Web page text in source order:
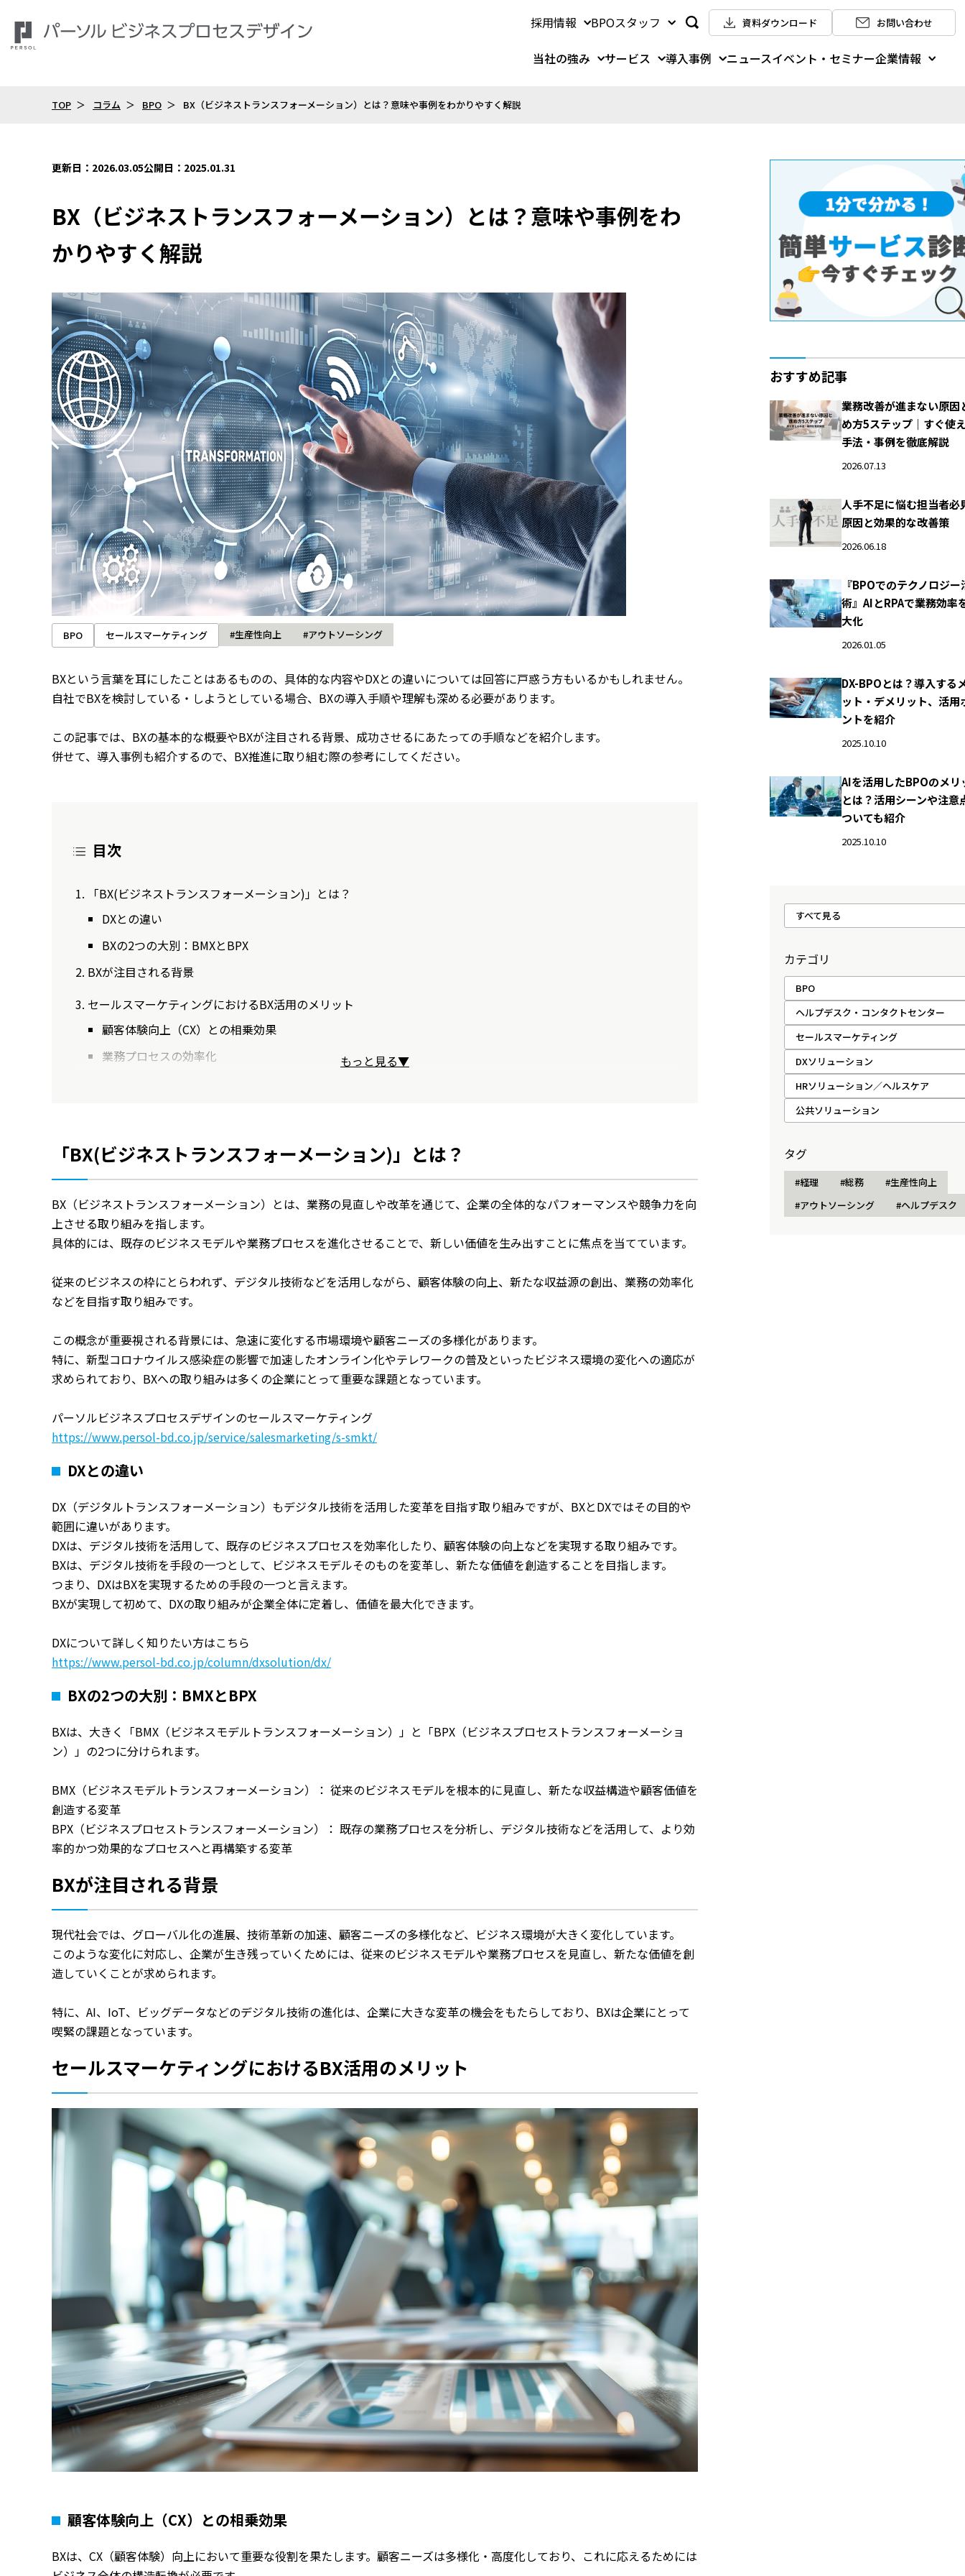
採用情報 BPOスタッフ 資料ダウンロード お問い合わせ
当社の強み サービス 導入事例 ニュースイベント・セミナー企業情報
TOP コラム BPO BX（ビジネストランスフォーメーション）とは？意味や事例をわかりやすく解説
更新日：2026.03.05公開日：2025.01.31
BX（ビジネストランスフォーメーション）とは？意味や事例をわ
かりやすく解説
BPO セールスマーケティング #生産性向上 #アウトソーシング
BXという言葉を耳にしたことはあるものの、具体的な内容やDXとの違いについては回答に戸惑う方もいるかもしれません。
自社でBXを検討している・しようとしている場合、BXの導入手順や理解も深める必要があります。
この記事では、BXの基本的な概要やBXが注目される背景、成功させるにあたっての手順などを紹介します。
併せて、導入事例も紹介するので、BX推進に取り組む際の参考にしてください。
目次
「BX(ビジネストランスフォーメーション)」とは？
DXとの違い
BXの2つの大別：BMXとBPX
BXが注目される背景
セールスマーケティングにおけるBX活用のメリット
顧客体験向上（CX）との相乗効果
業務プロセスの効率化
もっと見る▼
「BX(ビジネストランスフォーメーション)」とは？
BX（ビジネストランスフォーメーション）とは、業務の見直しや改革を通じて、企業の全体的なパフォーマンスや競争力を向
上させる取り組みを指します。
具体的には、既存のビジネスモデルや業務プロセスを進化させることで、新しい価値を生み出すことに焦点を当てています。
従来のビジネスの枠にとらわれず、デジタル技術などを活用しながら、顧客体験の向上、新たな収益源の創出、業務の効率化
などを目指す取り組みです。
この概念が重要視される背景には、急速に変化する市場環境や顧客ニーズの多様化があります。
特に、新型コロナウイルス感染症の影響で加速したオンライン化やテレワークの普及といったビジネス環境の変化への適応が
求められており、BXへの取り組みは多くの企業にとって重要な課題となっています。
パーソルビジネスプロセスデザインのセールスマーケティング
https://www.persol-bd.co.jp/service/salesmarketing/s-smkt/
DXとの違い
DX（デジタルトランスフォーメーション）もデジタル技術を活用した変革を目指す取り組みですが、BXとDXではその目的や
範囲に違いがあります。
DXは、デジタル技術を活用して、既存のビジネスプロセスを効率化したり、顧客体験の向上などを実現する取り組みです。
BXは、デジタル技術を手段の一つとして、ビジネスモデルそのものを変革し、新たな価値を創造することを目指します。
つまり、DXはBXを実現するための手段の一つと言えます。
BXが実現して初めて、DXの取り組みが企業全体に定着し、価値を最大化できます。
DXについて詳しく知りたい方はこちら
https://www.persol-bd.co.jp/column/dxsolution/dx/
BXの2つの大別：BMXとBPX
BXは、大きく「BMX（ビジネスモデルトランスフォーメーション）」と「BPX（ビジネスプロセストランスフォーメーショ
ン）」の2つに分けられます。
BMX（ビジネスモデルトランスフォーメーション）： 従来のビジネスモデルを根本的に見直し、新たな収益構造や顧客価値を
創造する変革
BPX（ビジネスプロセストランスフォーメーション）： 既存の業務プロセスを分析し、デジタル技術などを活用して、より効
率的かつ効果的なプロセスへと再構築する変革
BXが注目される背景
現代社会では、グローバル化の進展、技術革新の加速、顧客ニーズの多様化など、ビジネス環境が大きく変化しています。
このような変化に対応し、企業が生き残っていくためには、従来のビジネスモデルや業務プロセスを見直し、新たな価値を創
造していくことが求められます。
特に、AI、IoT、ビッグデータなどのデジタル技術の進化は、企業に大きな変革の機会をもたらしており、BXは企業にとって
喫緊の課題となっています。
セールスマーケティングにおけるBX活用のメリット
顧客体験向上（CX）との相乗効果
BXは、CX（顧客体験）向上において重要な役割を果たします。顧客ニーズは多様化・高度化しており、これに応えるためには
おすすめ記事
業務改善が進まない原因
め方5ステップ｜すぐ使
手法・事例を徹底解説
2026.07.13
人手不足に悩む担当者必
原因と効果的な改善策
2026.06.18
『BPOでのテクノロジー
術』AIとRPAで業務効率
大化
2026.01.05
DX-BPOとは？導入する
ット・デメリット、活用
ントを紹介
2025.10.10
AIを活用したBPOのメリ
とは？活用シーンや注意
ついても紹介
2025.10.10
すべて見る
カテゴリ
BPO
ヘルプデスク・コンタクトセンター
セールスマーケティング
DXソリューション
HRソリューション／ヘルスケア
公共ソリューション
タグ
#経理 #総務
#生産性向上
#アウトソーシング
#ヘルプデスク